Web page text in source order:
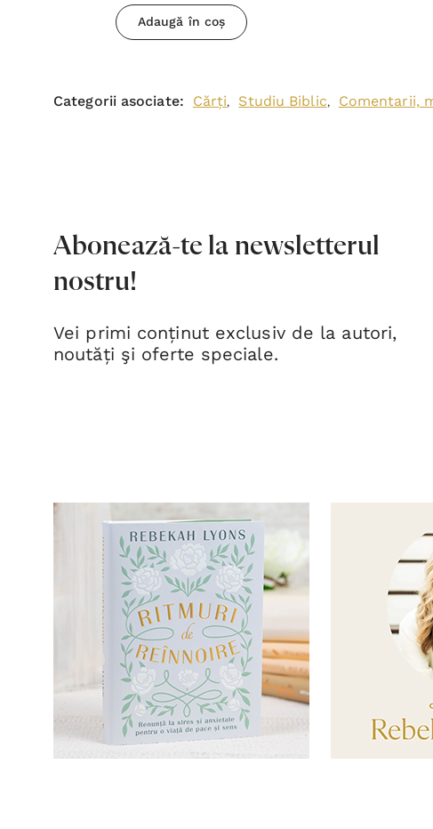
Adaugă în coș
Categorii asociate: Cărți, Studiu Biblic, Comentarii,
Abonează-te la newsletterul
nostru!
Vei primi conținut exclusiv de la autori,
noutăți şi oferte speciale.